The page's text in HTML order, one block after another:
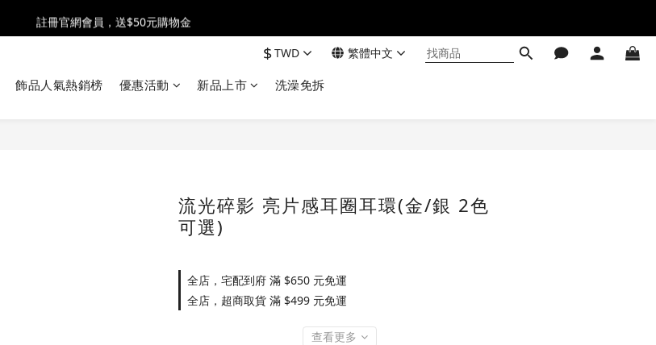
全館消費滿$2500 贈 ♡ 冰淇淋提霸杯 ♡
註冊官網會員，送$50元購物金
$TWD 繁體中文
飾品人氣熱銷榜 優惠活動 新品上市 洗澡免拆
流光碎影 亮片感耳圈耳環(金/銀 2色
可選)
全店，宅配到府 滿 $650 元免運
全店，超商取貨 滿 $499 元免運
查看更多